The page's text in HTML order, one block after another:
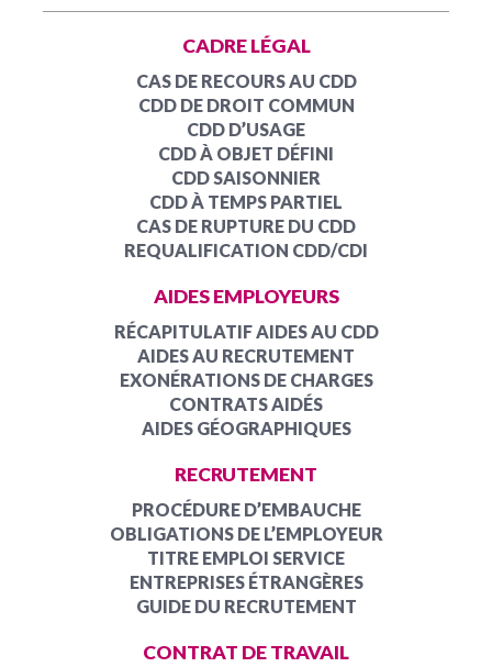
CADRE LÉGAL
CAS DE RECOURS AU CDD
CDD DE DROIT COMMUN
CDD D’USAGE
CDD À OBJET DÉFINI
CDD SAISONNIER
CDD À TEMPS PARTIEL
CAS DE RUPTURE DU CDD
REQUALIFICATION CDD/CDI
AIDES EMPLOYEURS
RÉCAPITULATIF AIDES AU CDD
AIDES AU RECRUTEMENT
EXONÉRATIONS DE CHARGES
CONTRATS AIDÉS
AIDES GÉOGRAPHIQUES
RECRUTEMENT
PROCÉDURE D’EMBAUCHE
OBLIGATIONS DE L’EMPLOYEUR
TITRE EMPLOI SERVICE
ENTREPRISES ÉTRANGÈRES
GUIDE DU RECRUTEMENT
CONTRAT DE TRAVAIL